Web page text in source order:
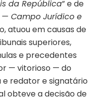
da República” e de
— Campo Jurídico e
atuou em causas de
superiores,
e precedentes
— vitorioso — do
e redator e signatário
obteve a decisão de